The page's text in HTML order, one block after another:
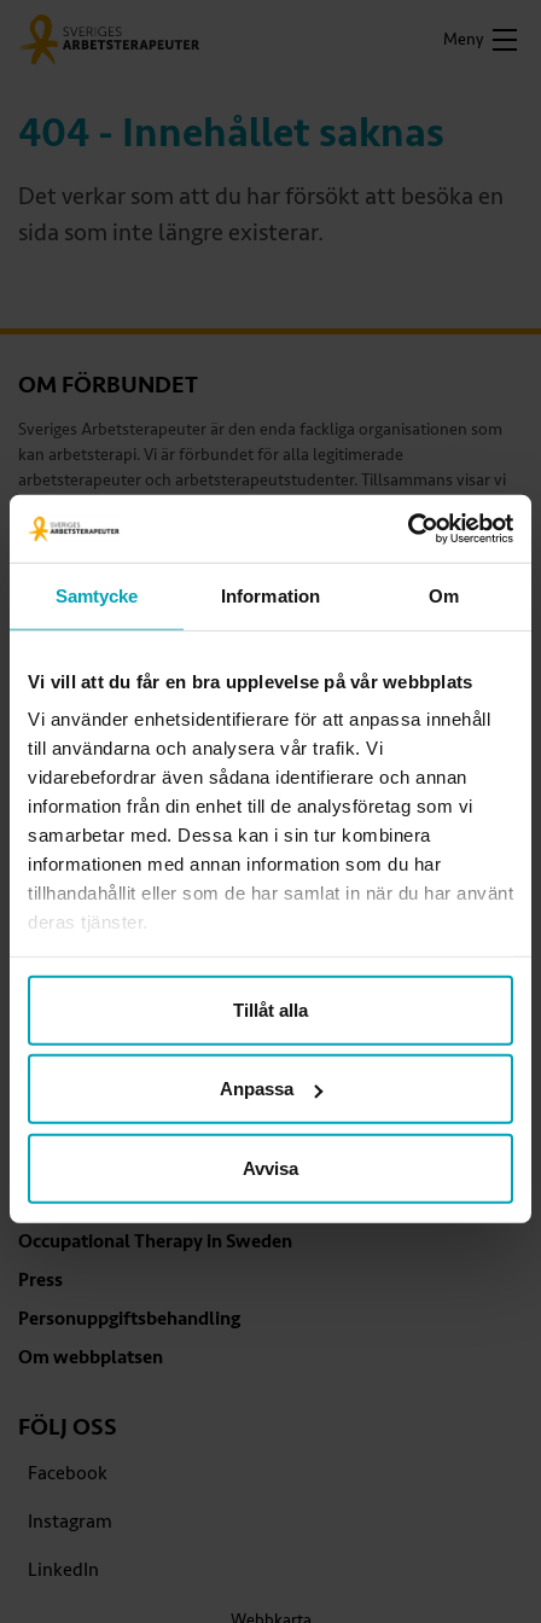
Samtycke Information Om
Vi vill att du får en bra upplevelse på vår webbplats
Vi använder enhetsidentifierare för att anpassa innehåll
till användarna och analysera vår trafik. Vi
vidarebefordrar även sådana identifierare och annan
information från din enhet till de analysföretag som vi
samarbetar med. Dessa kan i sin tur kombinera
informationen med annan information som du har
tillhandahållit eller som de har samlat in när du har använt
deras tjänster.
Tillåt alla
Anpassa
Avvisa
Meny
404 - Innehållet saknas
Det verkar som att du har försökt att besöka en
sida som inte längre existerar.
OM FÖRBUNDET
Sveriges Arbetsterapeuter är den enda fackliga organisationen som
kan arbetsterapi. Vi är förbundet för alla legitimerade
arbetsterapeuter och arbetsterapeutstudenter. Tillsammans visar vi
arbetsterapeuter.
Ansvarig utgivare webben
Lena Gennemark Edsbäcker
Läs mer om förbundet
KONTAKTA OSS
Rådgivning i fackliga frågor
medlemsradgivning@arbetsterapeuterna.se
Frågor om medlemskapet
Professionsfrågor och övriga frågor
Här är våra telefontider
GÅ DIREKT
Occupational Therapy in Sweden
Press
Personuppgiftsbehandling
Om webbplatsen
FÖLJ OSS
Facebook
Instagram
LinkedIn